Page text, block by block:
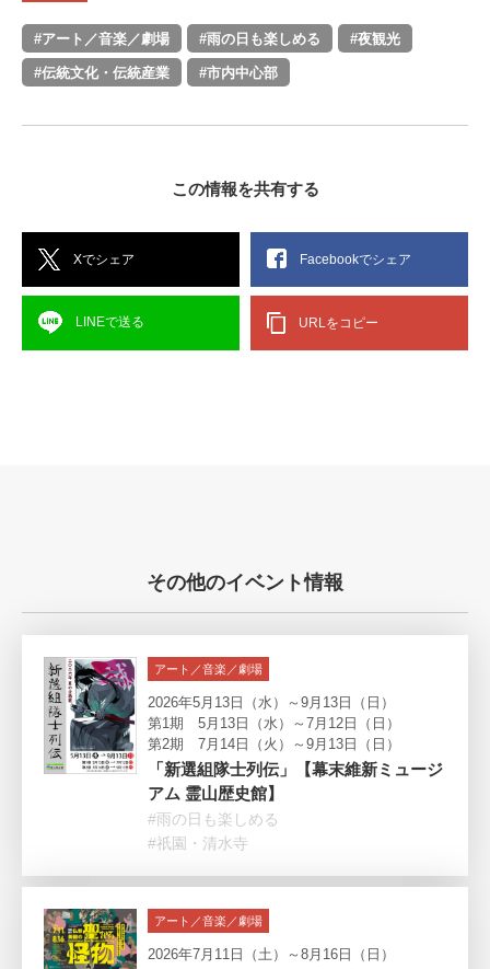
#アート／音楽／劇場 #雨の日も楽しめる #夜観光
#伝統文化・伝統産業 #市内中心部
この情報を共有する
Xでシェア Facebookでシェア
LINEで送る URLをコピー
その他のイベント情報
アート／音楽／劇場
2026年5月13日（水）～9月13日（日）
第1期 5月13日（水）～7月12日（日）
第2期 7月14日（火）～9月13日（日）
「新選組隊士列伝」【幕末維新ミュージ
アム 霊山歴史館】
#雨の日も楽しめる
#祇園・清水寺
アート／音楽／劇場
2026年7月11日（土）～8月16日（日）